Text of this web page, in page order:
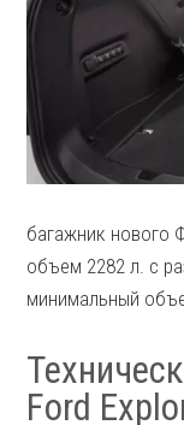
багажник нового
объем 2282 л. с
минимальный
Ford